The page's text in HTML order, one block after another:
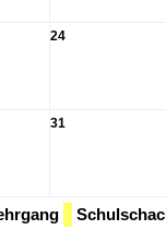
24
31